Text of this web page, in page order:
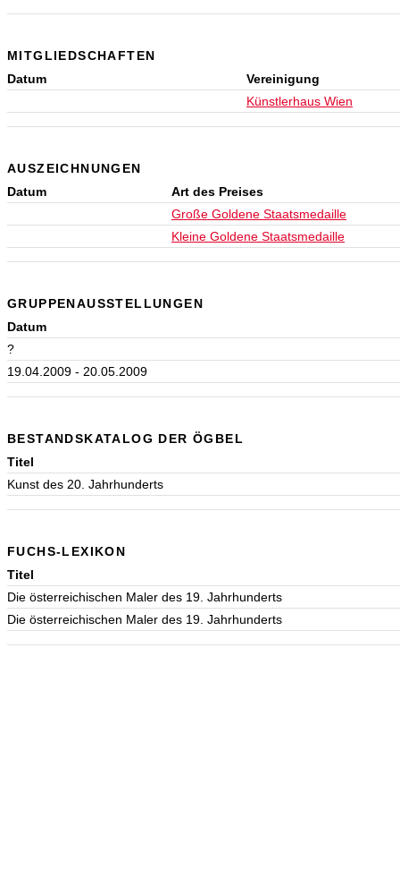
MITGLIEDSCHAFTEN
Datum
Vereinigung
Künstlerhaus Wien
AUSZEICHNUNGEN
Datum
Art des Preises
Große Goldene Staatsmedaille
Kleine Goldene Staatsmedaille
GRUPPENAUSSTELLUNGEN
Datum
?
19.04.2009 - 20.05.2009
BESTANDSKATALOG DER ÖGBEL
Titel
Kunst des 20. Jahrhunderts
FUCHS-LEXIKON
Titel
Die österreichischen Maler des 19. Jahrhunderts
Die österreichischen Maler des 19. Jahrhunderts